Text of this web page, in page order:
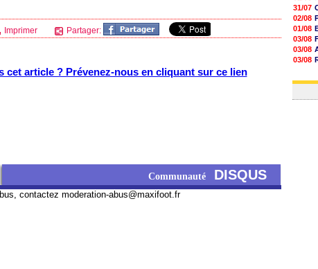
Imprimer Partager:
cet article ? Prévenez-nous en cliquant sur ce lien
Communauté DISQUS
contactez moderation-abus@maxifoot.fr
31/07
02/08
01/08
03/08
03/08
03/08
31/07